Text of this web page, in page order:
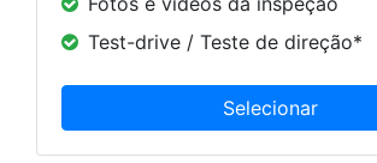
Test-drive / Teste de direção*